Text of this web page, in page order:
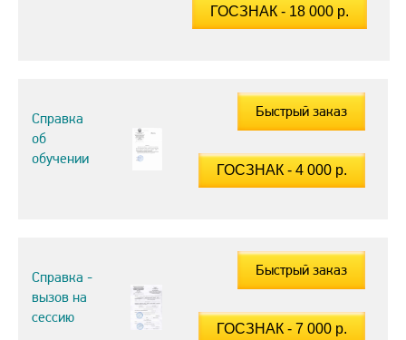
Справка
об
обучении
Быстрый заказ
Справка -
вызов на
сессию
Быстрый заказ